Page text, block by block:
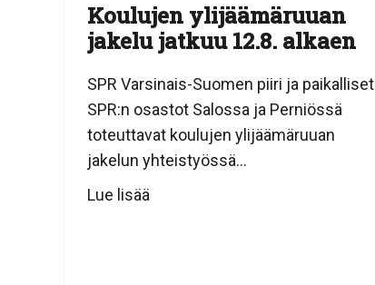
Koulujen ylijäämäruuan
jakelu jatkuu 12.8. alkaen
SPR Varsinais-Suomen piiri ja paikalliset
SPR:n osastot Salossa ja Perniössä
toteuttavat koulujen ylijäämäruuan
jakelun yhteistyössä...
Lue lisää